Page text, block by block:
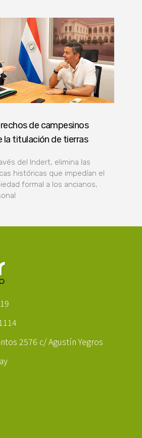
de campesinos
la titulación de tierras
del Indert, elimina las
históricas que impedían el
formal a los ancianos,
2576 c/ Agustín Yegros